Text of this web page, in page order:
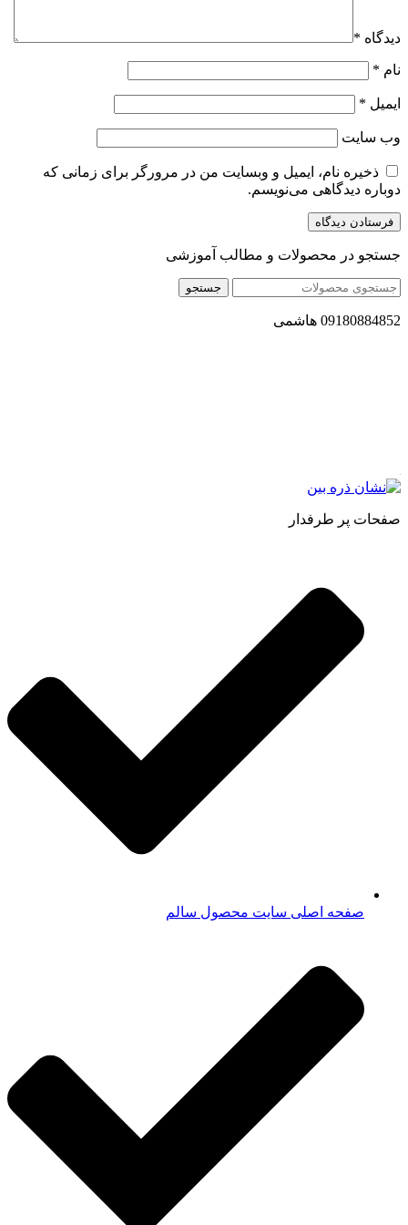
دیدگاه *
نام *
ایمیل *
وب‌ سایت
ذخیره نام، ایمیل و وبسایت من در مرورگر برای زمانی که
دوباره دیدگاهی می‌نویسم.
جستجو در محصولات و مطالب آموزشی
جستجو
09180884852 هاشمی
صفحات پر طرفدار
صفحه اصلی سایت محصول سالم